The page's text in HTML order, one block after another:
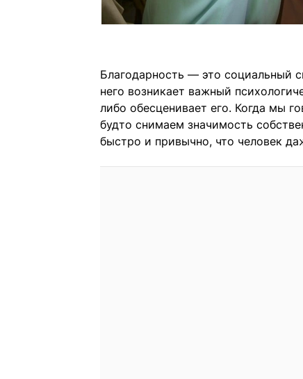
Благодарность — это социальный
него возникает важный
либо обесценивает его. Когда мы
будто снимаем значимость
быстро и привычно, что человек